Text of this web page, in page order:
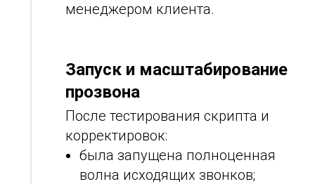
менеджером клиента.
Запуск и масштабирование
прозвона
После тестирования скрипта и
корректировок:
была запущена полноценная
волна исходящих звонков;